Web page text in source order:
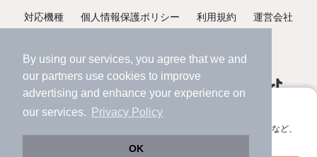
By using our services, you agree that we and
our partners use cookies to improve
advertising and enhance your experience on
our services.
Privacy Policy
OK
アプリに切り替えて、サクサクお部屋探し
会員登録なしですぐ使える。マップ検索やお気に入り保存など、
対応機種 個人情報保護ポリシー 利用規約 運営会社
©NIFTY Lifestyle Co., Ltd.